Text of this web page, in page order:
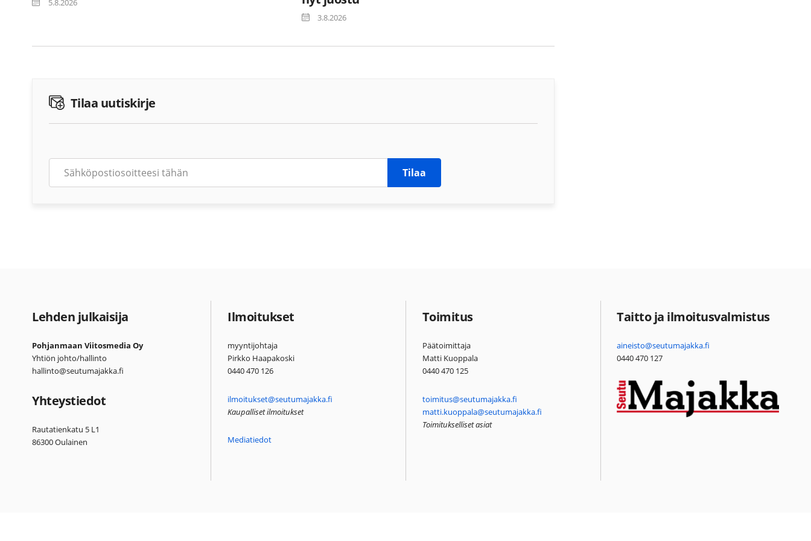
5.8.2026
3.8.2026
Tilaa uutiskirje
Tilaa
Lehden julkaisija
Pohjanmaan Viitosmedia Oy
Yhtiön johto/hallinto
hallinto@seutumajakka.fi
Yhteystiedot
Rautatienkatu 5 L1
86300 Oulainen
Ilmoitukset
myyntijohtaja
Pirkko Haapakoski
0440 470 126
ilmoitukset@seutumajakka.fi
Kaupalliset ilmoitukset
Mediatiedot
Toimitus
Päätoimittaja
Matti Kuoppala
0440 470 125
toimitus@seutumajakka.fi
matti.kuoppala@seutumajakka.fi
Toimitukselliset asiat
Taitto ja ilmoitusvalmistus
aineisto@seutumajakka.fi
0440 470 127